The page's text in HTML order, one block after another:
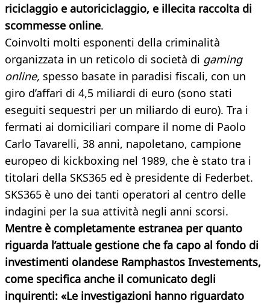
riciclaggio e autoriciclaggio, e illecita raccolta di
scommesse online.
Coinvolti molti esponenti della criminalità
organizzata in un reticolo di società di gaming
online, spesso basate in paradisi fiscali, con un
giro d’affari di 4,5 miliardi di euro (sono stati
eseguiti sequestri per un miliardo di euro). Tra i
fermati ai domiciliari compare il nome di Paolo
Carlo Tavarelli, 38 anni, napoletano, campione
europeo di kickboxing nel 1989, che è stato tra i
titolari della SKS365 ed è presidente di Federbet.
SKS365 è uno dei tanti operatori al centro delle
indagini per la sua attività negli anni scorsi.
Mentre è completamente estranea per quanto
riguarda l’attuale gestione che fa capo al fondo di
investimenti olandese Ramphastos Investements,
come specifica anche il comunicato degli
inquirenti: «Le investigazioni hanno riguardato